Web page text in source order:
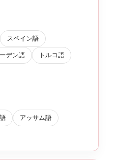
スペイン語
デン語 トルコ語
アッサム語